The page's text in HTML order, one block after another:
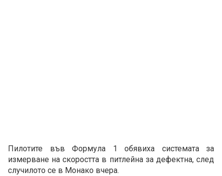
Пилотите във Формула 1 обявиха системата за
измерване на скоростта в питлейна за дефектна, след
случилото се в Монако вчера.